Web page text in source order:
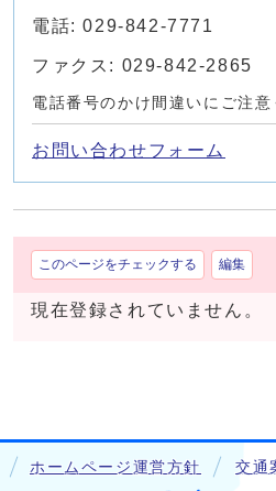
電話: 029-842-7771
ファクス: 029-842-2865
電話番号のかけ間違いにご注意
お問い合わせフォーム
このページをチェックする 編集
現在登録されていません。
ホームページ運営方針 交通